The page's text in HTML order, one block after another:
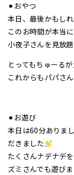
⚫︎おやつ
本日、最後かもし
このお時間が本当
小夜子さんを見放
とってもちゅーる
これからもパパさ
⚫︎お遊び
本日は60分ありま
だきました
たくさんナデナデ
ズミさんでも遊び